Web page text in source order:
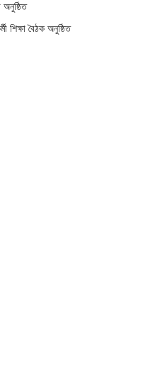
অনুষ্ঠিত
শিক্ষা বৈঠক অনুষ্ঠিত